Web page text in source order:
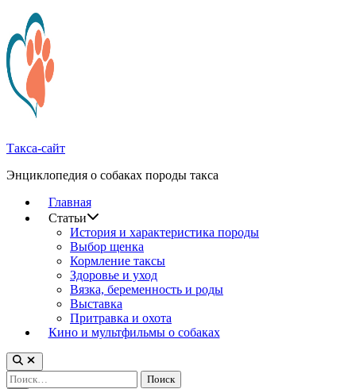
Перейти
содержимому
Такса-сайт
Энциклопедия о собаках породы такса
Главная
Статьи
История и характеристика породы
Выбор щенка
Кормление таксы
Здоровье и уход
Вязка, беременность и роды
Выставка
Притравка и охота
Кино и мультфильмы о собаках
Открыть
поиск
Найти: